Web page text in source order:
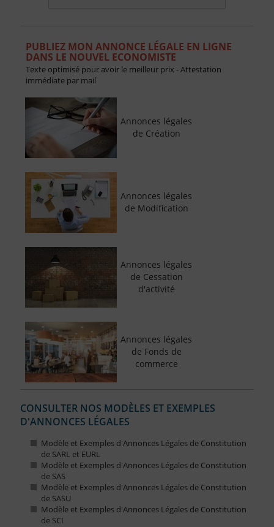
PUBLIEZ MON ANNONCE LÉGALE EN LIGNE
DANS LE NOUVEL ECONOMISTE
Texte optimisé pour avoir le meilleur prix - Attestation
immédiate par mail
Annonces légales
de Création
Annonces légales
de Modification
Annonces légales
de Cessation
d'activité
Annonces légales
de Fonds de
commerce
CONSULTER NOS MODÈLES ET EXEMPLES
D'ANNONCES LÉGALES
Modèle et Exemples d'Annonces Légales de Constitution
de SARL et EURL
Modèle et Exemples d'Annonces Légales de Constitution
de SAS
Modèle et Exemples d'Annonces Légales de Constitution
de SASU
Modèle et Exemples d'Annonces Légales de Constitution
de SCI